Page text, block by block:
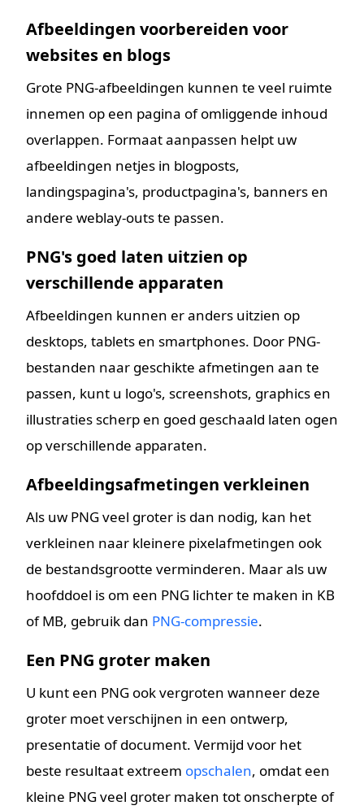
Afbeeldingen voorbereiden voor
websites en blogs
Grote PNG-afbeeldingen kunnen te veel ruimte
innemen op een pagina of omliggende inhoud
overlappen. Formaat aanpassen helpt uw
afbeeldingen netjes in blogposts,
landingspagina's, productpagina's, banners en
andere weblay-outs te passen.
PNG's goed laten uitzien op
verschillende apparaten
Afbeeldingen kunnen er anders uitzien op
desktops, tablets en smartphones. Door PNG-
bestanden naar geschikte afmetingen aan te
passen, kunt u logo's, screenshots, graphics en
illustraties scherp en goed geschaald laten ogen
op verschillende apparaten.
Afbeeldingsafmetingen verkleinen
Als uw PNG veel groter is dan nodig, kan het
verkleinen naar kleinere pixelafmetingen ook
de bestandsgrootte verminderen. Maar als uw
hoofddoel is om een PNG lichter te maken in KB
of MB, gebruik dan PNG-compressie.
Een PNG groter maken
U kunt een PNG ook vergroten wanneer deze
groter moet verschijnen in een ontwerp,
presentatie of document. Vermijd voor het
beste resultaat extreem opschalen, omdat een
kleine PNG veel groter maken tot onscherpte of